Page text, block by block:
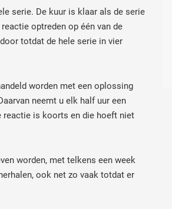
serie. De kuur is klaar als de serie
optreden op één van de
totdat de hele serie in vier
worden met een oplossing
neemt u elk half uur een
reactie is koorts en die hoeft niet
worden, met telkens een week
ook net zo vaak totdat er